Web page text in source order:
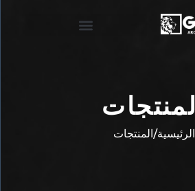
المنتجات
الرئيسية/المنتجات